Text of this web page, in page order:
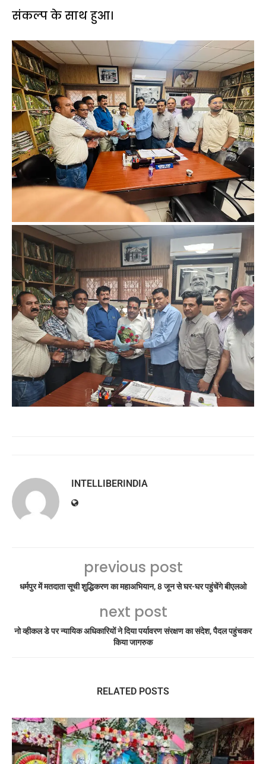
संकल्प के साथ हुआ।
INTELLIBERINDIA
previous post
धर्मपुर में मतदाता सूची शुद्धिकरण का महाअभियान, 8 जून से घर-घर पहुंचेंगे बीएलओ
next post
नो व्हीकल डे पर न्यायिक अधिकारियों ने दिया पर्यावरण संरक्षण का संदेश, पैदल पहुंचकर
किया जागरुक
RELATED POSTS